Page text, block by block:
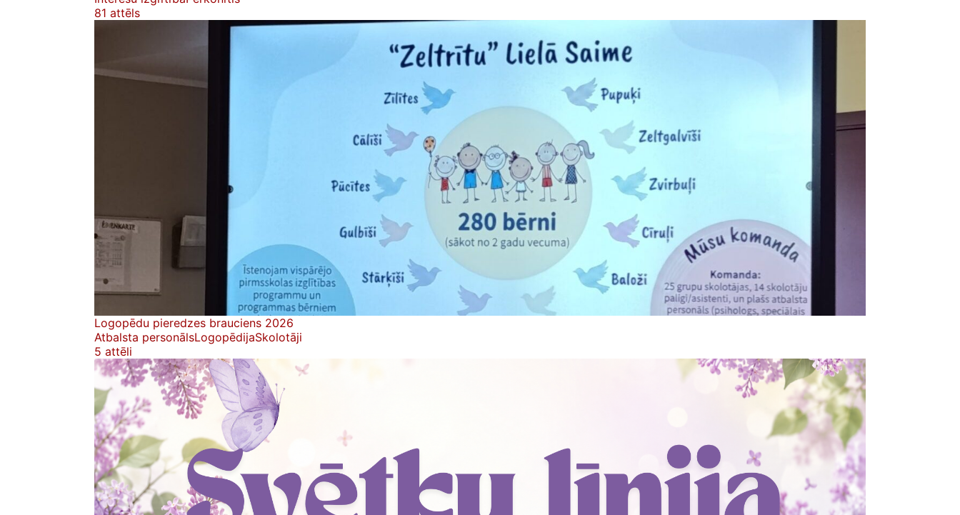
81 attēls
Logopēdu pieredzes brauciens 2026
Atbalsta personālsLogopēdijaSkolotāji
5 attēli